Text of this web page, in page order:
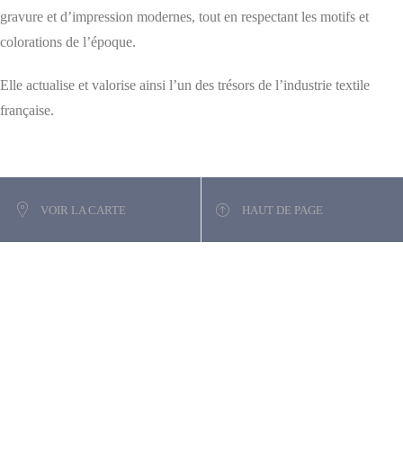
gravure et d’impression modernes, tout en respectant les motifs et
colorations de l’époque.
Elle actualise et valorise ainsi l’un des trésors de l’industrie textile
française.
VOIR LA CARTE HAUT DE PAGE